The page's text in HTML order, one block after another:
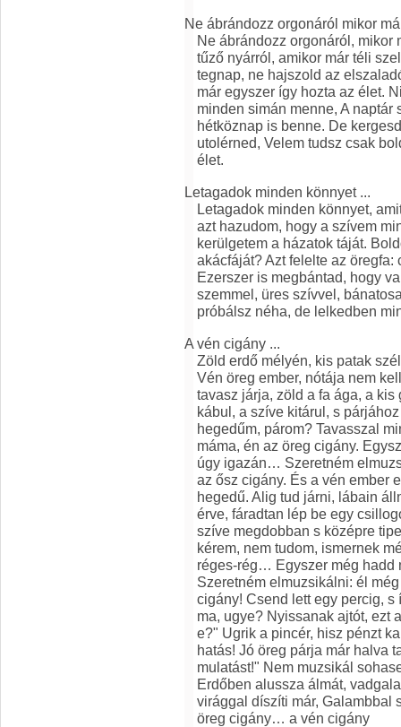
Ne ábrándozz orgonáról mikor
Ne ábrándozz orgonáról, mikor
tűző nyárról, amikor már téli
tegnap, ne hajszold az
már egyszer így hozta az élet.
minden simán menne, A
hétköznap is benne. De
utolérned, Velem tudsz csak
élet.
Letagadok minden könnyet ...
Letagadok minden könnyet,
azt hazudom, hogy a szívem
kerülgetem a házatok táját.
akácfáját? Azt felelte az
Ezerszer is megbántad, hogy
szemmel, üres szívvel,
próbálsz néha, de lelkedben
A vén cigány ...
Zöld erdő mélyén, kis patak
Vén öreg ember, nótája nem
tavasz járja, zöld a fa ága, a
kábul, a szíve kitárul, s
hegedűm, párom? Tavasszal
máma, én az öreg cigány.
úgy igazán… Szeretném
az ősz cigány. És a vén ember
hegedű. Alig tud járni, lábain
érve, fáradtan lép be egy
szíve megdobban s középre
kérem, nem tudom, ismernek
réges-rég… Egyszer még hadd
Szeretném elmuzsikálni: él
cigány! Csend lett egy percig,
ma, ugye? Nyissanak ajtót, ezt
e?" Ugrik a pincér, hisz pénzt
hatás! Jó öreg párja már halva
mulatást!" Nem muzsikál
Erdőben alussza álmát,
virággal díszíti már, Galambbal
öreg cigány… a vén cigány